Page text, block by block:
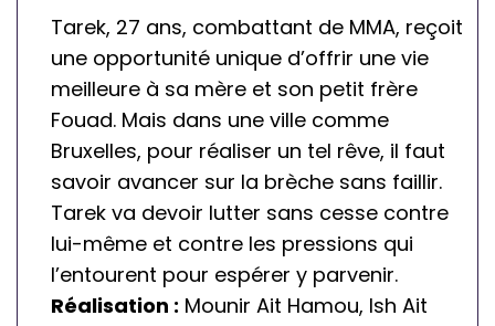
m
m
Tarek, 27 ans, combattant de MMA, reçoit
une opportunité unique d’offrir une vie
meilleure à sa mère et son petit frère
Fouad. Mais dans une ville comme
Bruxelles, pour réaliser un tel rêve, il faut
savoir avancer sur la brèche sans faillir.
Tarek va devoir lutter sans cesse contre
lui-même et contre les pressions qui
l’entourent pour espérer y parvenir.
Réalisation : Mounir Ait Hamou, Ish Ait